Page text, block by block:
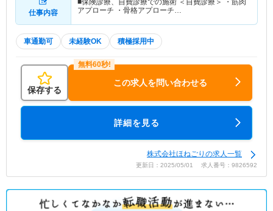
仕事内容
■保険診療、自費診療での施術 ＜自費診療＞ ・筋肉
アプローチ ・骨格アプローチ…
車通勤可 未経験OK 積極採用中
保存する
この求人を問い合わせる
詳細を見る
株式会社ほねごりの求人一覧
更新日：2025/05/01 求人番号：9826592